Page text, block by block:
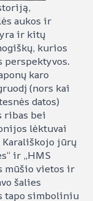
aukos ir
yra ir kitų
kurios
perspektyvos.
karo
(nors kai
datos)
ribas bei
lėktuvai
jūrų
ir „HMS
mūšio vietos ir
šalies
tapo simboliniu